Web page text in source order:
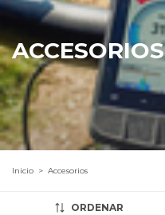
ACCESORIOS
Inicio > Accesorios
ORDENAR